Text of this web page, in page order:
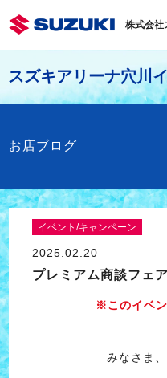
株式会社
スズキアリーナ穴川
お店ブログ
イベント/キャンペーン
2025.02.20
プレミアム商談フェ
※このイベ
みなさま